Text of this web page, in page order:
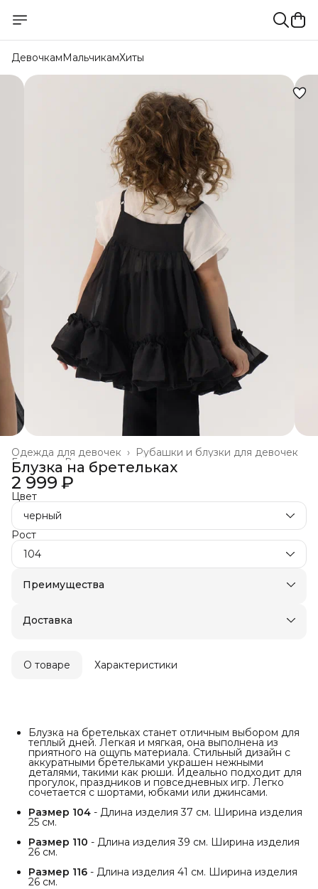
ДевочкамМальчикамХиты
Рубашки и блузки для девочек
Одежда для девочек ›
Все товары ›
Главная ›
Блузка на бретельках
2 999 ₽
Цвет
черный
Рост
104
Преимущества
Оплата частями в Сплит
Доставка
О товаре Характеристики
Блузка на бретельках станет отличным выбором для
теплый дней. Легкая и мягкая, она выполнена из
приятного на ощупь материала. Стильный дизайн с
аккуратными бретельками украшен нежными
деталями, такими как рюши. Идеально подходит для
прогулок, праздников и повседневных игр. Легко
сочетается с шортами, юбками или джинсами.
Размер 104 - Длина изделия 37 см. Ширина изделия
25 см.
Размер 110 - Длина изделия 39 см. Ширина изделия
26 см.
Размер 116 - Длина изделия 41 см. Ширина изделия
26 см.